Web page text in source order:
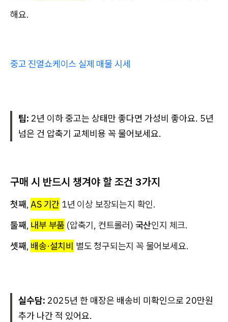
해요.
중고 진열쇼케이스 실제 매물 시세
팁: 2년 이하 중고는 상태만 좋다면 가성비 좋아요. 5년
넘은 건 압축기 교체비용 꼭 물어보세요.
구매 시 반드시 챙겨야 할 조건 3가지
첫째,AS 기간 1년 이상 보장되는지 확인.
둘째, 내부 부품 (압축기, 컨트롤러) 국산인지 체크.
셋째, 배송·설치비 별도 청구되는지 꼭 물어보세요.
실수담: 2025년 한 매장은 배송비 미확인으로 20만원
추가 나간 적 있어요.